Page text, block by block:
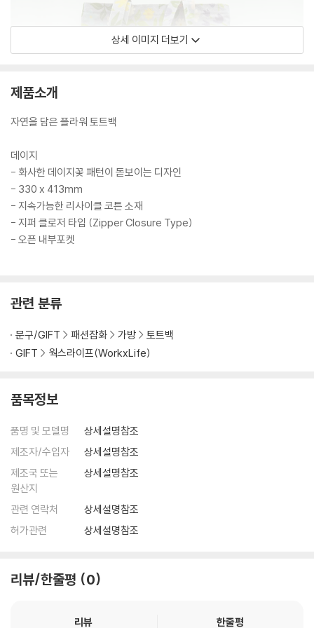
상세 이미지 더보기
제품소개
자연을 담은 플라워 토트백
데이지
- 화사한 데이지꽃 패턴이 돋보이는 디자인
- 330 x 413mm
- 지속가능한 리사이클 코튼 소재
- 지퍼 클로저 타입 (Zipper Closure Type)
- 오픈 내부포켓
관련 분류
문구/GIFT 패션잡화 가방
토트백
GIFT
웍스라이프(WorkxLife)
품목정보
품명 및 모델명
상세설명참조
제조자/수입자
상세설명참조
제조국 또는
원산지
상세설명참조
관련 연락처
상세설명참조
허가관련
상세설명참조
리뷰/한줄평 0
리뷰 한줄평